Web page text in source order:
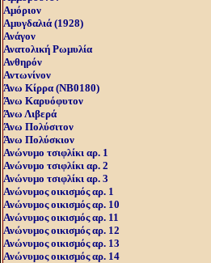
Αμόριον
Αμυγδαλιά (1928)
Ανάγον
Ανατολική Ρωμυλία
Ανθηρόν
Αντωνίνον
Άνω Kίρρα (NB0180)
Άνω Καρυόφυτον
Άνω Λιβερά
Άνω Πολύσιτον
Άνω Πολύσκιον
Ανώνυμο τσιφλίκι αρ. 1
Ανώνυμο τσιφλίκι αρ. 2
Ανώνυμο τσιφλίκι αρ. 3
Ανώνυμος οικισμός αρ. 1
Ανώνυμος οικισμός αρ. 10
Ανώνυμος οικισμός αρ. 11
Ανώνυμος οικισμός αρ. 12
Ανώνυμος οικισμός αρ. 13
Ανώνυμος οικισμός αρ. 14